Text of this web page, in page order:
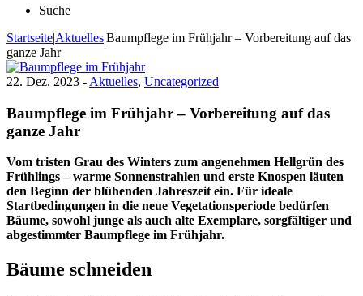
Suche
Startseite|Aktuelles|Baumpflege im Frühjahr – Vorbereitung auf das
ganze Jahr
22. Dez. 2023 - Aktuelles, Uncategorized
Baumpflege im Frühjahr – Vorbereitung auf das
ganze Jahr
Vom tristen Grau des Winters zum angenehmen Hellgrün des
Frühlings – warme Sonnenstrahlen und erste Knospen läuten
den Beginn der blühenden Jahreszeit ein. Für ideale
Startbedingungen in die neue Vegetationsperiode bedürfen
Bäume, sowohl junge als auch alte Exemplare, sorgfältiger und
abgestimmter Baumpflege im Frühjahr.
Bäume schneiden